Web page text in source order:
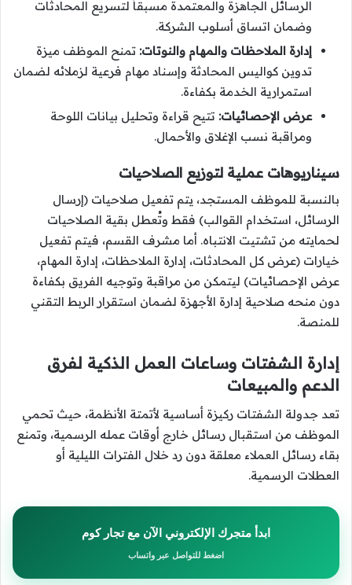
الرسائل الجاهزة والمعتمدة مسبقاً لتسريع المحادثات
وضمان اتساق أسلوب الشركة.
إدارة الملاحظات والمهام والنوتات: تمنح الموظف ميزة
تدوين كواليس المحادثة وإسناد مهام فرعية لزملائه لضمان
استمرارية الخدمة بكفاءة.
عرض الإحصائيات: تتيح قراءة وتحليل بيانات اللوحة
ومراقبة نسب الإغلاق والأحمال.
سيناريوهات عملية لتوزيع الصلاحيات
بالنسبة للموظف المستجد، يتم تفعيل صلاحيات (إرسال
الرسائل، استخدام القوالب) فقط وتُعطل بقية الصلاحيات
لحمايته من تشتيت الانتباه. أما مشرف القسم، فيتم تفعيل
خيارات (عرض كل المحادثات، إدارة الملاحظات، إدارة المهام،
عرض الإحصائيات) ليتمكن من مراقبة وتوجيه الفريق بكفاءة
دون منحه صلاحية إدارة الأجهزة لضمان استقرار الربط التقني
للمنصة.
إدارة الشفتات وساعات العمل الذكية لفرق
الدعم والمبيعات
تعد جدولة الشفتات ركيزة أساسية لأتمتة الأنظمة، حيث تحمي
الموظف من استقبال رسائل خارج أوقات عمله الرسمية، وتمنع
بقاء رسائل العملاء معلقة دون رد خلال الفترات الليلية أو
العطلات الرسمية.
ابدأ متجرك الإلكتروني الآن مع تجار كوم
اضغط للتواصل عبر واتساب